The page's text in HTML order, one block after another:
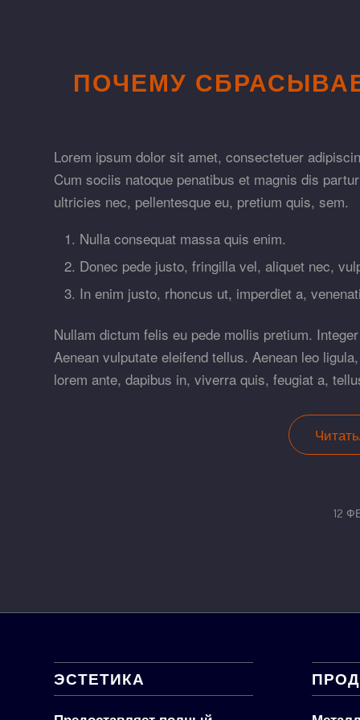
ПОЧЕМУ
Lorem ipsum dolor sit amet, consectetuer
Cum sociis natoque penatibus et magnis dis
ultricies nec, pellentesque eu, pretium quis, sem.
Nulla consequat massa quis enim.
Donec pede justo, fringilla vel, aliquet nec,
In enim justo, rhoncus ut, imperdiet a,
Nullam dictum felis eu pede mollis pretium.
Aenean vulputate eleifend tellus. Aenean leo
lorem ante, dapibus in, viverra quis, feugiat a,
12
ЭСТЕТИКА